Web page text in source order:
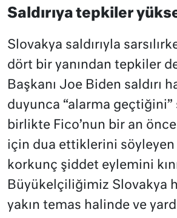
Saldırıya tepkiler
Slovakya saldırıyla
dört bir yanından tepkiler
Başkanı Joe Biden saldırı
duyunca “alarma geçtiğini”
birlikte Fico’nun bir an
için dua ettiklerini söyleyen
korkunç şiddet eylemini
Büyükelçiliğimiz Slovakya
yakın temas halinde ve